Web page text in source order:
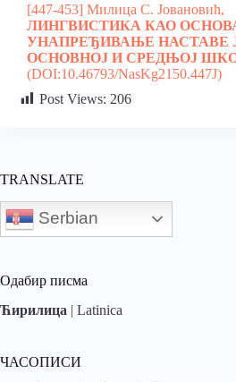
[447-453] Милица С. Јовановић,
ЛИНГВИСТИКА КАО
УНАПРЕЂИВАЊЕ НАСТАВЕ
ОСНОВНОЈ И СРЕДЊОЈ
(DOI:10.46793/NasKg2150.447J)
Post Views: 206
TRANSLATE
Serbian
Одабир писма
Ћирилица | Latinica
ЧАСОПИСИ